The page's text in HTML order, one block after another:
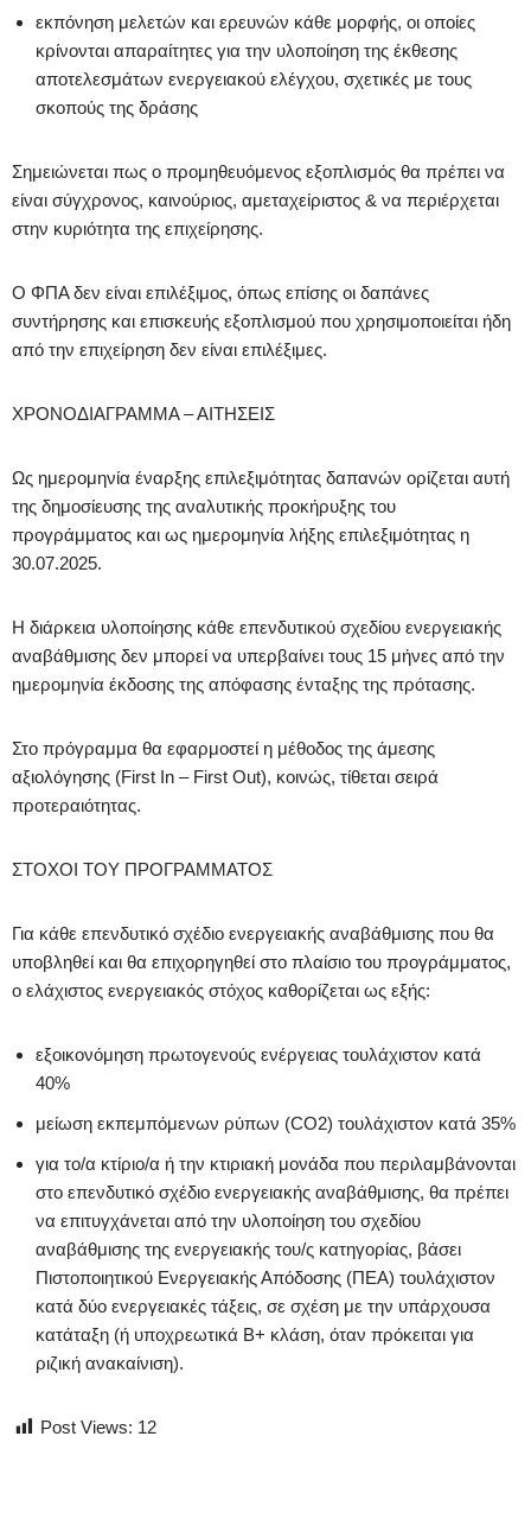
εκπόνηση μελετών και ερευνών κάθε μορφής, οι οποίες
κρίνονται απαραίτητες για την υλοποίηση της έκθεσης
αποτελεσμάτων ενεργειακού ελέγχου, σχετικές με τους
σκοπούς της δράσης
Σημειώνεται πως ο προμηθευόμενος εξοπλισμός θα πρέπει να
είναι σύγχρονος, καινούριος, αμεταχείριστος & να περιέρχεται
στην κυριότητα της επιχείρησης.
Ο ΦΠΑ δεν είναι επιλέξιμος, όπως επίσης οι δαπάνες
συντήρησης και επισκευής εξοπλισμού που χρησιμοποιείται ήδη
από την επιχείρηση δεν είναι επιλέξιμες.
ΧΡΟΝΟΔΙΑΓΡΑΜΜΑ – ΑΙΤΗΣΕΙΣ
Ως ημερομηνία έναρξης επιλεξιμότητας δαπανών ορίζεται αυτή
της δημοσίευσης της αναλυτικής προκήρυξης του
προγράμματος και ως ημερομηνία λήξης επιλεξιμότητας η
30.07.2025.
Η διάρκεια υλοποίησης κάθε επενδυτικού σχεδίου ενεργειακής
αναβάθμισης δεν μπορεί να υπερβαίνει τους 15 μήνες από την
ημερομηνία έκδοσης της απόφασης ένταξης της πρότασης.
Στο πρόγραμμα θα εφαρμοστεί η μέθοδος της άμεσης
αξιολόγησης (First In – First Out), κοινώς, τίθεται σειρά
προτεραιότητας.
ΣΤΟΧΟΙ ΤΟΥ ΠΡΟΓΡΑΜΜΑΤΟΣ
Για κάθε επενδυτικό σχέδιο ενεργειακής αναβάθμισης που θα
υποβληθεί και θα επιχορηγηθεί στο πλαίσιο του προγράμματος,
ο ελάχιστος ενεργειακός στόχος καθορίζεται ως εξής:
εξοικονόμηση πρωτογενούς ενέργειας τουλάχιστον κατά
40%
μείωση εκπεμπόμενων ρύπων (CO2) τουλάχιστον κατά 35%
για το/α κτίριο/α ή την κτιριακή μονάδα που περιλαμβάνονται
στο επενδυτικό σχέδιο ενεργειακής αναβάθμισης, θα πρέπει
να επιτυγχάνεται από την υλοποίηση του σχεδίου
αναβάθμισης της ενεργειακής του/ς κατηγορίας, βάσει
Πιστοποιητικού Ενεργειακής Απόδοσης (ΠΕΑ) τουλάχιστον
κατά δύο ενεργειακές τάξεις, σε σχέση με την υπάρχουσα
κατάταξη (ή υποχρεωτικά Β+ κλάση, όταν πρόκειται για
ριζική ανακαίνιση).
Post Views: 12